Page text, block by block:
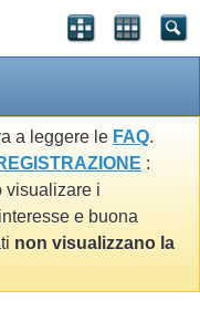
a leggere le FAQ.
:
visualizare i
e buona
non visualizzano la